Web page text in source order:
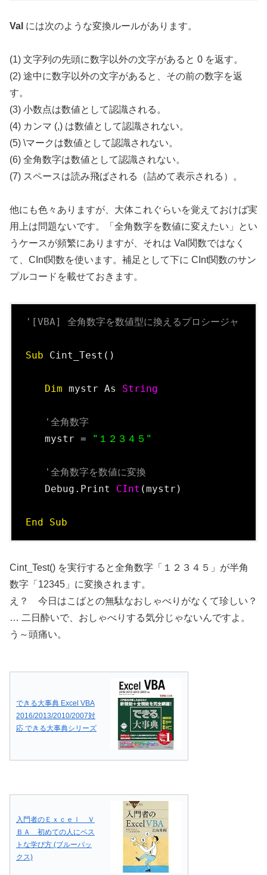
Val には次のような変換ルールがあります。
(1) 文字列の先頭に数字以外の文字があると 0 を返す。
(2) 途中に数字以外の文字があると、その前の数字を返
す。
(3) 小数点は数値として認識される。
(4) カンマ (,) は数値として認識されない。
(5) \マークは数値として認識されない。
(6) 全角数字は数値として認識されない。
(7) スペースは読み飛ばされる（詰めて表示される）。
他にも色々ありますが、大体これぐらいを覚えておけば実
用上は問題ないです。「全角数字を数値に変えたい」とい
うケースが頻繁にありますが、それは Val関数ではなく
て、CInt関数を使います。補足として下に CInt関数のサン
プルコードを載せておきます。
'[VBA] 全角数字を数値型に換えるプロシージャ
Sub Cint_Test()
Dim mystr As String
'全角数字
mystr =
"１２３４５"
'全角数字を数値に変換
Debug.Print CInt (mystr)
End Sub
Cint_Test() を実行すると全角数字「１２３４５」が半角
数字「12345」に変換されます。
え？ 今日はこばとの無駄なおしゃべりがなくて珍しい？
… 二日酔いで、おしゃべりする気分じゃないんですよ。
う～頭痛い。
できる大事典 Excel VBA
2016/2013/2010/2007対
応 できる大事典シリーズ
入門者のＥｘｃｅｌ Ｖ
ＢＡ 初めての人にベス
トな学び方 (ブルーバッ
クス)